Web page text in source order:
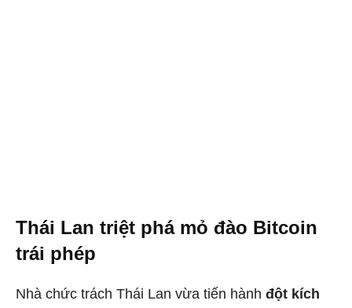
Thái Lan triệt phá mỏ đào Bitcoin
trái phép
Nhà chức trách Thái Lan vừa tiến hành đột kích